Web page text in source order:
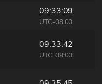
09:33:09
UTC-08:00
09:33:42
UTC-08:00